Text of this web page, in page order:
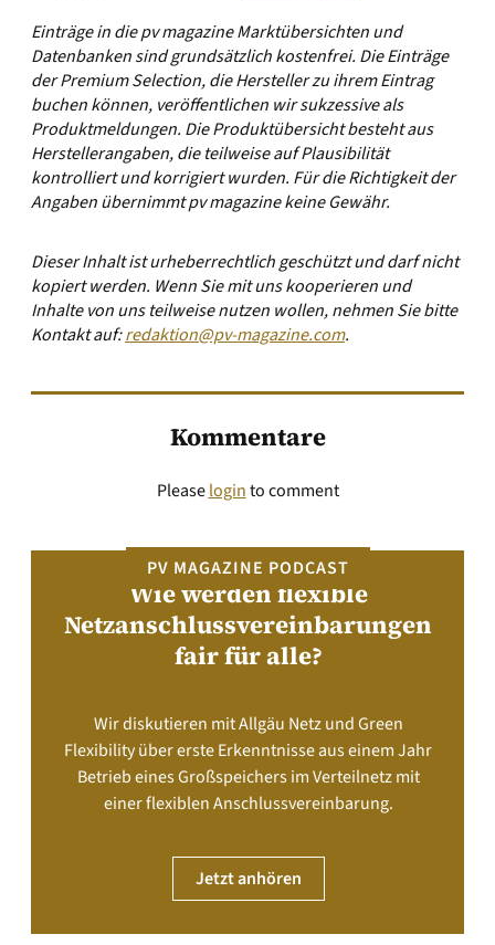
Einträge in die pv magazine Marktübersichten und
Datenbanken sind grundsätzlich kostenfrei. Die Einträge
der Premium Selection, die Hersteller zu ihrem Eintrag
buchen können, veröffentlichen wir sukzessive als
Produktmeldungen. Die Produktübersicht besteht aus
Herstellerangaben, die teilweise auf Plausibilität
kontrolliert und korrigiert wurden. Für die Richtigkeit der
Angaben übernimmt pv magazine keine Gewähr.
Dieser Inhalt ist urheberrechtlich geschützt und darf nicht
kopiert werden. Wenn Sie mit uns kooperieren und
Inhalte von uns teilweise nutzen wollen, nehmen Sie bitte
Kontakt auf:redaktion@pv-magazine.com.
Kommentare
Pleaseloginto comment
PV MAGAZINE PODCAST
Wie werden flexible
Netzanschlussvereinbarungen
fair für alle?
Wir diskutieren mit Allgäu Netz und Green
Flexibility über erste Erkenntnisse aus einem Jahr
Betrieb eines Großspeichers im Verteilnetz mit
einer flexiblen Anschlussvereinbarung.
Jetzt anhören